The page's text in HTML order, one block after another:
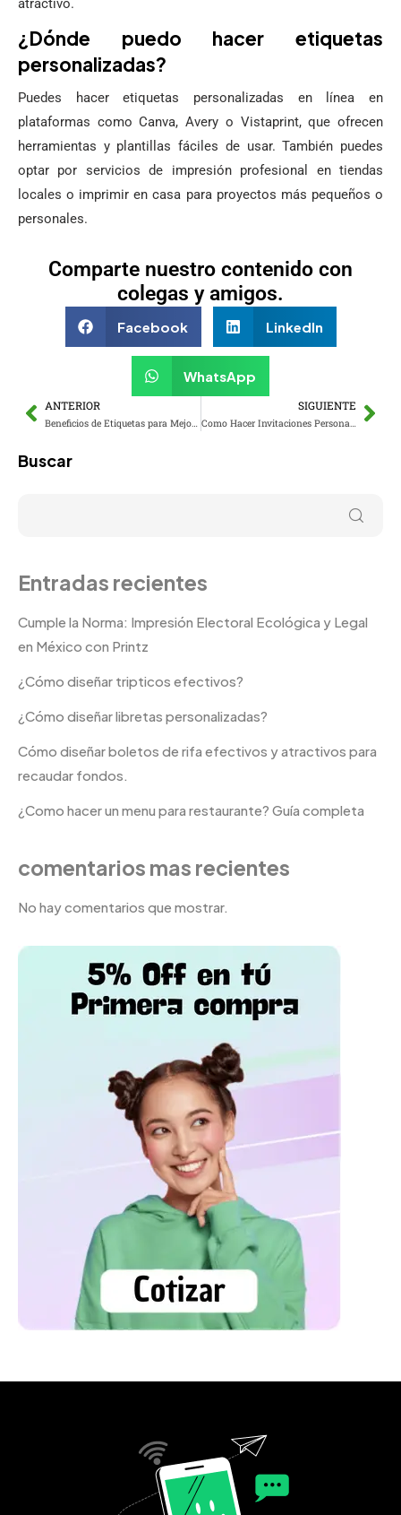
atractivo.
¿Dónde puedo hacer etiquetas
personalizadas?
Puedes hacer etiquetas personalizadas en línea en
plataformas como Canva, Avery o Vistaprint, que ofrecen
herramientas y plantillas fáciles de usar. También puedes
optar por servicios de impresión profesional en tiendas
locales o imprimir en casa para proyectos más pequeños o
personales.
Comparte nuestro contenido con
colegas y amigos.
Facebook LinkedIn
WhatsApp
ANTERIOR SIGUIENTE
Buscar
Entradas recientes
Cumple la Norma: Impresión Electoral Ecológica y Legal
en México con Printz
¿Cómo diseñar tripticos efectivos?
¿Cómo diseñar libretas personalizadas?
Cómo diseñar boletos de rifa efectivos y atractivos para
recaudar fondos.
¿Como hacer un menu para restaurante? Guía completa
comentarios mas recientes
No hay comentarios que mostrar.